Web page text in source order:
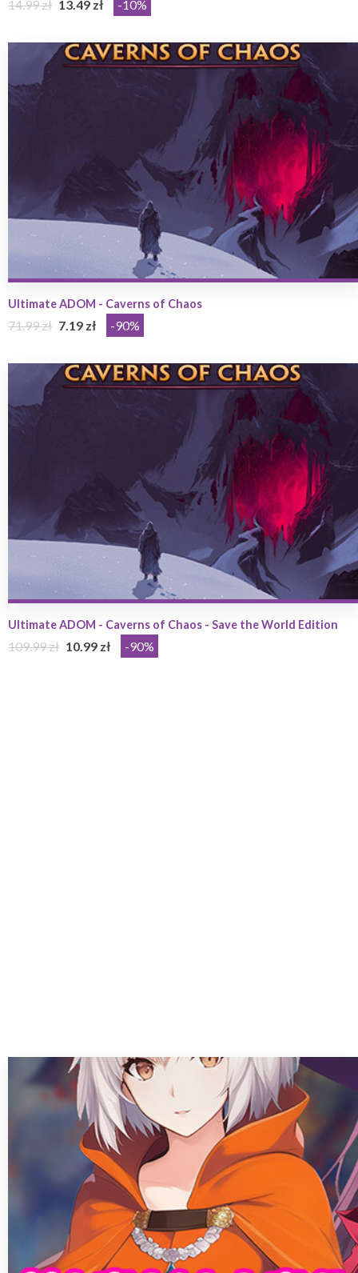
14.99 zł 13.49 zł -10%
Ultimate ADOM - Caverns of Chaos
71.99 zł 7.19 zł -90%
Ultimate ADOM - Caverns of Chaos - Save the World Edition
109.99 zł 10.99 zł -90%